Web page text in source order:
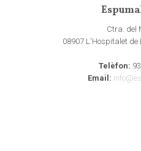
Ctra. del
08907 L'Hospitalet de
Telèfon:
Email: